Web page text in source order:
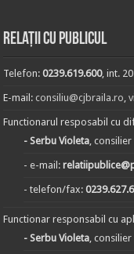
Relații cu publicul
Telefon:0239.619.600, int.
E-mail:consiliu@cjbraila.ro,
Functionarul resposabil cu
- Serbu Violeta, consilier
- e-mail:
- telefon/fax:
Functionar responsabil cu
- Serbu Violeta, consilier